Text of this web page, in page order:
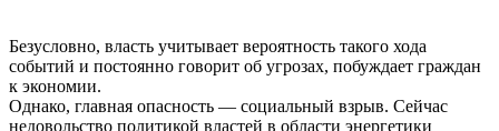
Безусловно, власть учитывает вероятность такого хода
событий и постоянно говорит об угрозах, побуждает граждан
к экономии.
Однако, главная опасность — социальный взрыв. Сейчас
недовольство политикой властей в области энергетики